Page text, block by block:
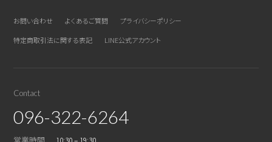
お問い合わせ よくあるご質問
プライバシーポリシー
特定商取引法に関する表記
LINE公式アカウント
Contact
096-322-6264
10:30 – 19:30